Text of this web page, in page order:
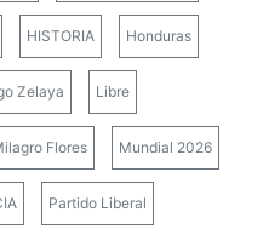
HISTORIA Honduras
Zelaya Libre
Flores Mundial 2026
Partido Liberal